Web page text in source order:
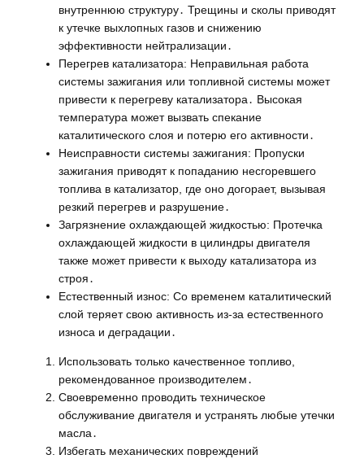
внутреннюю структуру․ Трещины и сколы приводят
к утечке выхлопных газов и снижению
эффективности нейтрализации․
Перегрев катализатора: Неправильная работа
системы зажигания или топливной системы может
привести к перегреву катализатора․ Высокая
температура может вызвать спекание
каталитического слоя и потерю его активности․
Неисправности системы зажигания: Пропуски
зажигания приводят к попаданию несгоревшего
топлива в катализатор, где оно догорает, вызывая
резкий перегрев и разрушение․
Загрязнение охлаждающей жидкостью: Протечка
охлаждающей жидкости в цилиндры двигателя
также может привести к выходу катализатора из
строя․
Естественный износ: Со временем каталитический
слой теряет свою активность из-за естественного
износа и деградации․
Использовать только качественное топливо,
рекомендованное производителем․
Своевременно проводить техническое
обслуживание двигателя и устранять любые утечки
масла․
Избегать механических повреждений